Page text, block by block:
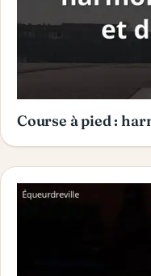
Course à pied :